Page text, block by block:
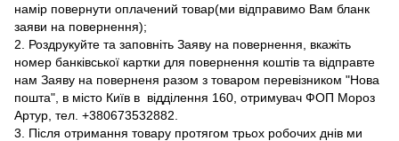
намір повернути оплачений товар(ми відправимо Вам бланк
заяви на повернення);
2. Роздрукуйте та заповніть Заяву на повернення, вкажіть
номер банківської картки для повернення коштів та відправте
нам Заяву на поверненя разом з товаром перевізником "Нова
пошта", в місто Київ в відділення 160, отримувач ФОП Мороз
Артур, тел. +380673532882.
3. Після отримання товару протягом трьох робочих днів ми